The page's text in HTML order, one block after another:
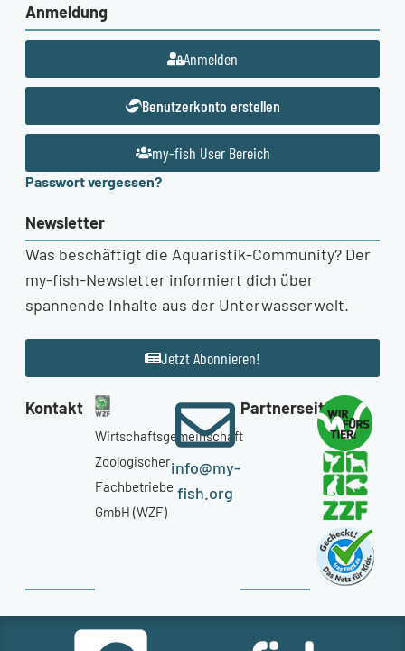
Anmeldung
Anmelden
Benutzerkonto erstellen
my-fish User Bereich
Passwort vergessen?
Newsletter
Was beschäftigt die Aquaristik-Community? Der
my-fish-Newsletter informiert dich über
spannende Inhalte aus der Unterwasserwelt.
Jetzt Abonnieren!
Kontakt
Wirtschaftsgemeinschaft
Zoologischer
Fachbetriebe
GmbH (WZF)
info@my-
fish.org
Partnerseiten